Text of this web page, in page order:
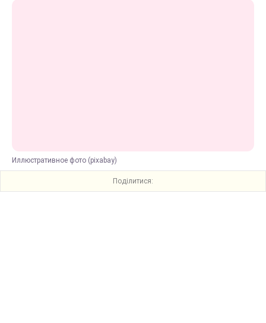
Иллюстративное фото (pixabay)
Поділитися: